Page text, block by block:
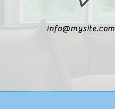
info@mysite.com